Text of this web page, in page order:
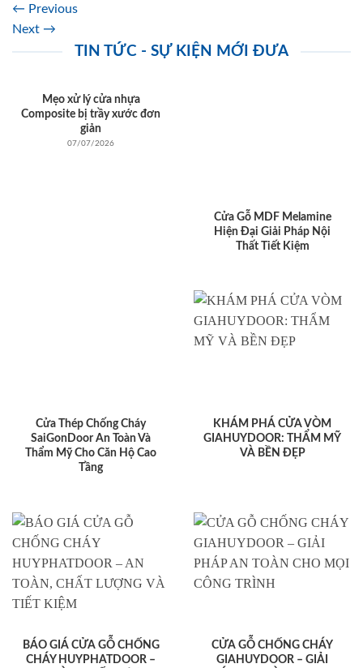
← Previous
Next →
TIN TỨC - SỰ KIỆN MỚI ĐƯA
Mẹo xử lý cửa nhựa
Composite bị trầy xước đơn
giản
07/07/2026
Cửa Gỗ MDF Melamine
Hiện Đại Giải Pháp Nội
Thất Tiết Kiệm
Cửa Thép Chống Cháy
SaiGonDoor An Toàn Và
Thẩm Mỹ Cho Căn Hộ Cao
Tầng
KHÁM PHÁ CỬA VÒM
GIAHUYDOOR: THẨM MỸ
VÀ BỀN ĐẸP
BÁO GIÁ CỬA GỖ CHỐNG
CHÁY HUYPHATDOOR –
CỬA GỖ CHỐNG CHÁY
GIAHUYDOOR – GIẢI